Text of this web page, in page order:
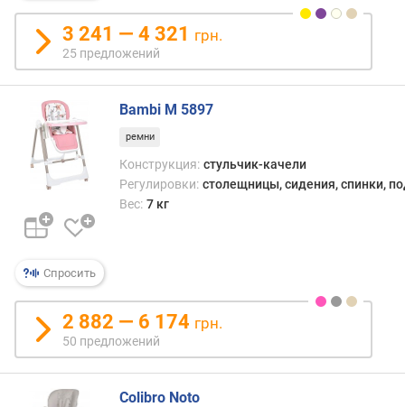
о
в
н
я
)
в
е
с
(
г
)
3 241 — 4 321 грн.
25 предложений
Спросить
Bambi M 5897
ремни
Конструкция: стульчик-качели
Регулировки: столещницы, сидения, спинки,
Вес: 7 кг
2 882 — 6 174 грн.
50 предложений
Colibro Noto